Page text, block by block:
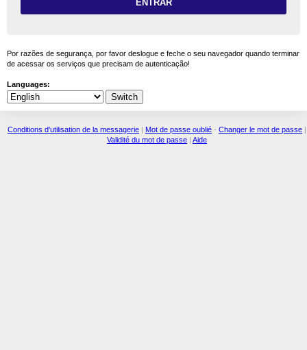
Por razões de segurança, por favor deslogue e feche o seu navegador quando terminar
de acessar os serviços que precisam de autenticação!
Languages:
Conditions d'utilisation de la messagerie | Mot de passe oublié - Changer le mot de passe |
Validité du mot de passe | Aide